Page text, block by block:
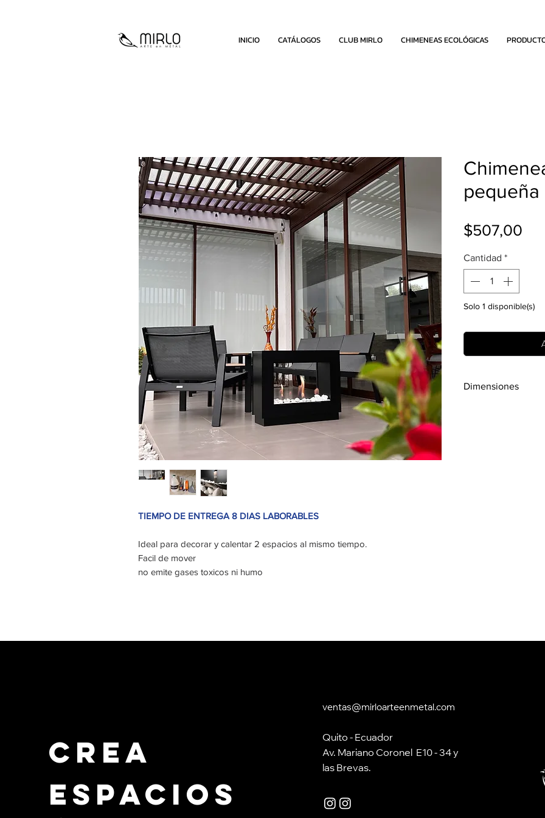
INICIO CATÁLOGOS CLUB MIRLO CHIMENEAS ECOLÓGICAS
TIEMPO DE ENTREGA 8 DIAS LABORABLES
Ideal para decorar y calentar 2 espacios al mismo tiempo.
Facil de mover
no emite gases toxicos ni humo
pequeña
$507,00
Cantidad *
Solo 1 disponible(s)
Dimensiones
Crea
Espacios
ventas@mirloarteenmetal.com
Quito - Ecuador
Av. Mariano Coronel E10 - 34 y
las Brevas.